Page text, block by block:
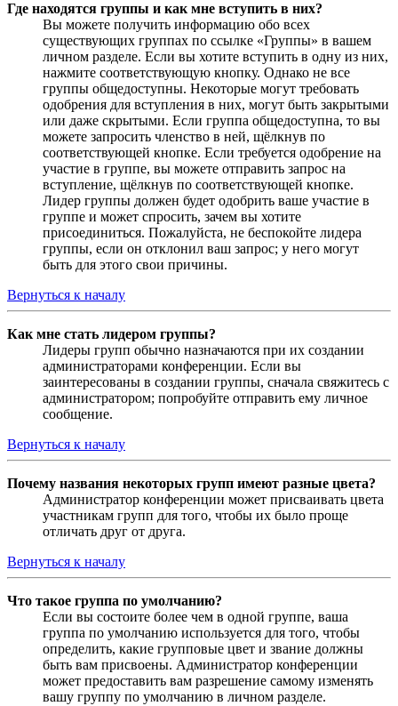
Где находятся группы и как мне вступить в них?
Вы можете получить информацию обо всех
существующих группах по ссылке «Группы» в вашем
личном разделе. Если вы хотите вступить в одну из них,
нажмите соответствующую кнопку. Однако не все
группы общедоступны. Некоторые могут требовать
одобрения для вступления в них, могут быть закрытыми
или даже скрытыми. Если группа общедоступна, то вы
можете запросить членство в ней, щёлкнув по
соответствующей кнопке. Если требуется одобрение на
участие в группе, вы можете отправить запрос на
вступление, щёлкнув по соответствующей кнопке.
Лидер группы должен будет одобрить ваше участие в
группе и может спросить, зачем вы хотите
присоединиться. Пожалуйста, не беспокойте лидера
группы, если он отклонил ваш запрос; у него могут
быть для этого свои причины.
Вернуться к началу
Как мне стать лидером группы?
Лидеры групп обычно назначаются при их создании
администраторами конференции. Если вы
заинтересованы в создании группы, сначала свяжитесь с
администратором; попробуйте отправить ему личное
сообщение.
Вернуться к началу
Почему названия некоторых групп имеют разные цвета?
Администратор конференции может присваивать цвета
участникам групп для того, чтобы их было проще
отличать друг от друга.
Вернуться к началу
Что такое группа по умолчанию?
Если вы состоите более чем в одной группе, ваша
группа по умолчанию используется для того, чтобы
определить, какие групповые цвет и звание должны
быть вам присвоены. Администратор конференции
может предоставить вам разрешение самому изменять
вашу группу по умолчанию в личном разделе.